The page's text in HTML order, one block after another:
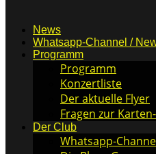
News
Whatsapp-Channel /
Programm
Programm
Konzertliste
Der aktuelle Flyer
Fragen zur
Der Club
Whatsapp-